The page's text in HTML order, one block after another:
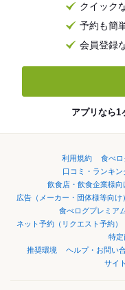
クイック
予約も簡
会員登録
アプリなら1
利用規約 食べロ
口コミ・ランキ
飲食店・飲食企業様向
広告（メーカー・団体様等向け
食べログプレミア
ネット予約（リクエスト予約）
特定
推奨環境
ヘルプ・お問い
サイ